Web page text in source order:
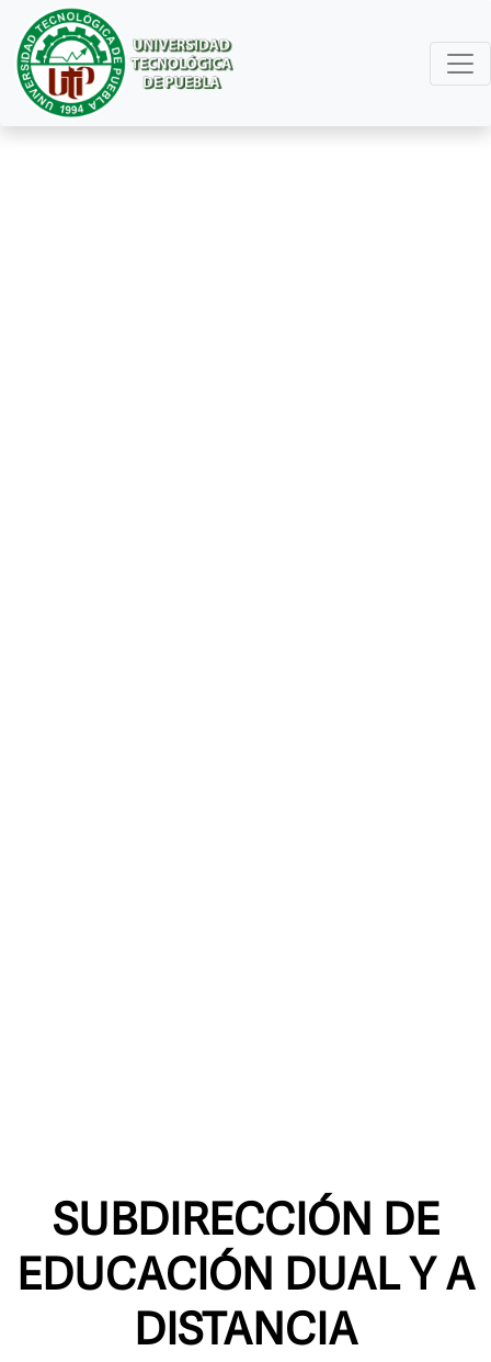
SUBDIRECCIÓN DE
EDUCACIÓN DUAL Y A
DISTANCIA